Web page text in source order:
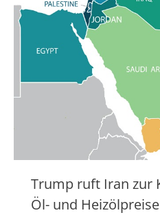
Trump ruft Iran zur
Öl- und